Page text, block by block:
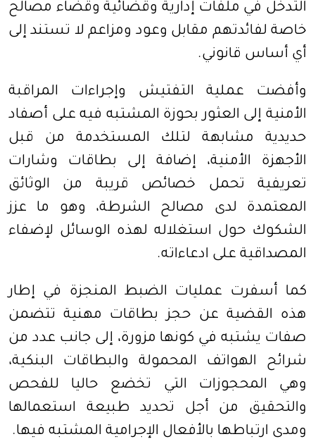
التدخل في ملفات إدارية وقضائية وقضاء مصالح
خاصة لفائدتهم مقابل وعود ومزاعم لا تستند إلى
أي أساس قانوني.
وأفضت عملية التفتيش وإجراءات المراقبة
الأمنية إلى العثور بحوزة المشتبه فيه على أصفاد
حديدية مشابهة لتلك المستخدمة من قبل
الأجهزة الأمنية، إضافة إلى بطاقات وشارات
تعريفية تحمل خصائص قريبة من الوثائق
المعتمدة لدى مصالح الشرطة، وهو ما عزز
الشكوك حول استغلاله لهذه الوسائل لإضفاء
المصداقية على ادعاءاته.
كما أسفرت عمليات الضبط المنجزة في إطار
هذه القضية عن حجز بطاقات مهنية تتضمن
صفات يشتبه في كونها مزورة، إلى جانب عدد من
شرائح الهواتف المحمولة والبطاقات البنكية،
وهي المحجوزات التي تخضع حاليا للفحص
والتحقيق من أجل تحديد طبيعة استعمالها
ومدى ارتباطها بالأفعال الإجرامية المشتبه فيها.